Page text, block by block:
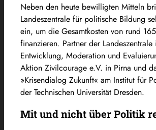
Neben den heute bewilligten Mitteln
Landeszentrale für politische Bildung
ein, um die Gesamtkosten von rund
finanzieren. Partner der
Entwicklung, Moderation und
Aktion Zivilcourage e.V. in Pirna und
»Krisendialog Zukunft« am Institut für
der Technischen Universität Dresden.
Mit und nicht über Politik